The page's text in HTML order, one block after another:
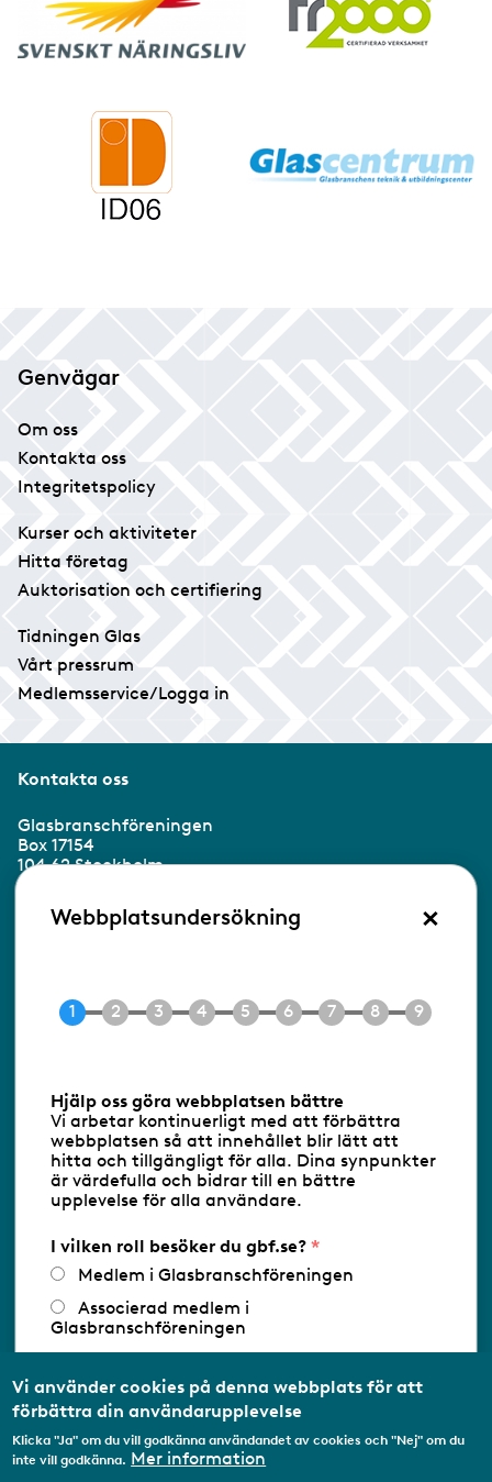
Genvägar
Om oss
Kontakta oss
Integritetspolicy
Kurser och aktiviteter
Hitta företag
Auktorisation och certifiering
Tidningen Glas
Vårt pressrum
Medlemsservice/Logga in
Kontakta oss
Glasbranschföreningen
Box 17154
104 62 Stockholm
Besöksadress:
Ringvägen 100
E-post info@gbf.se
Följ oss via RSS
Databasens namn:www.gbf.se-
Glasbranschföreningen AB - Ansvarig
utgivare: Sofia Wahlgren
Webbplatsundersökning ×
Hjälp oss göra webbplatsen bättre
Vi arbetar kontinuerligt med att förbättra
webbplatsen så att innehållet blir lätt att
hitta och tillgängligt för alla. Dina synpunkter
är värdefulla och bidrar till en bättre
upplevelse för alla användare.
I vilken roll besöker du gbf.se?
Medlem i Glasbranschföreningen
Associerad medlem i
Glasbranschföreningen
medlemsorganisation/Svenskt Näringsliv
Utbildningsaktör
Student
Vi använder cookies på denna webbplats för att
förbättra din användarupplevelse
Klicka "Ja" om du vill godkänna användandet av cookies och "Nej" om du
inte vill godkänna. Mer information